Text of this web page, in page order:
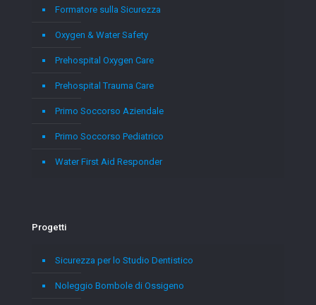
Formatore sulla Sicurezza
Oxygen & Water Safety
Prehospital Oxygen Care
Prehospital Trauma Care
Primo Soccorso Aziendale
Primo Soccorso Pediatrico
Water First Aid Responder
Progetti
Sicurezza per lo Studio Dentistico
Noleggio Bombole di Ossigeno